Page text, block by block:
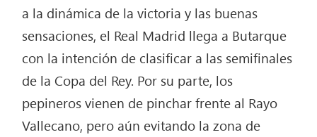
a la dinámica de la victoria y las buenas
sensaciones, el Real Madrid llega a Butarque
con la intención de clasificar a las semifinales
de la Copa del Rey. Por su parte, los
pepineros vienen de pinchar frente al Rayo
Vallecano, pero aún evitando la zona de